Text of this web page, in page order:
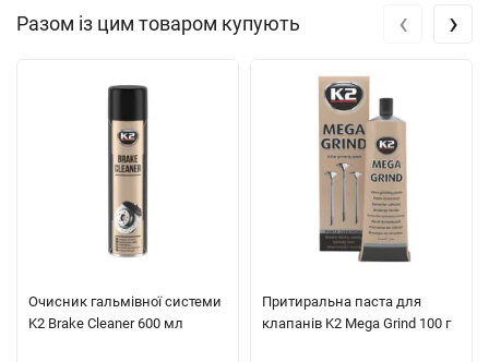
Разом із цим товаром купують
Очисник гальмівної системи
K2 Brake Cleaner 600 мл
Притиральна паста для
клапанів K2 Mega Grind 100 г
‹ ›